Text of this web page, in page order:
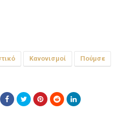
Κανονισμοί Πούμσε